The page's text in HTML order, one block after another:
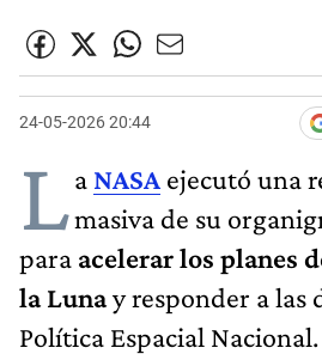
24-05-2026 20:44
La NASA ejecutó una
masiva de su
para acelerar los planes
la Lunay responder a las
Política Espacial